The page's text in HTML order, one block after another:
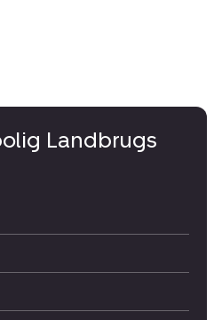
Landbrugs